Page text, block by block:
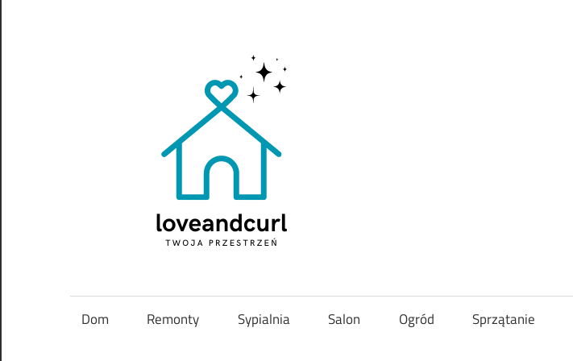
Dom Remonty Sypialnia Salon Ogród Sprzątanie